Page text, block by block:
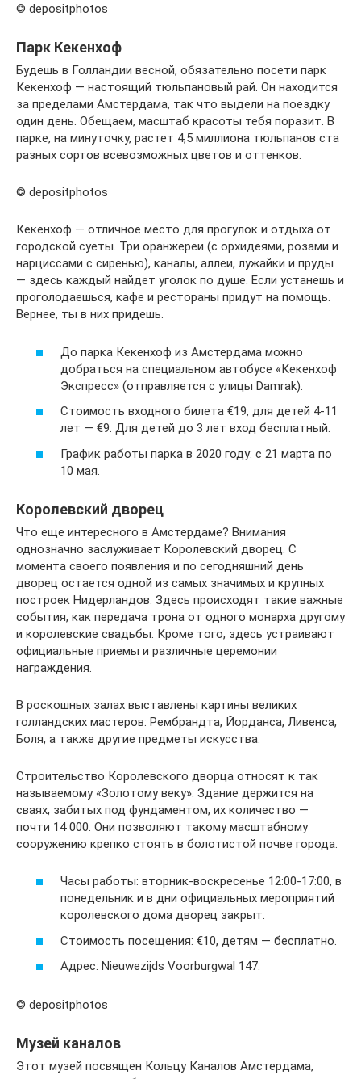
© depositphotos
Парк Кекенхоф
Будешь в Голландии весной, обязательно посети парк
Кекенхоф — настоящий тюльпановый рай. Он находится
за пределами Амстердама, так что выдели на поездку
один день. Обещаем, масштаб красоты тебя поразит. В
парке, на минуточку, растет 4,5 миллиона тюльпанов ста
разных сортов всевозможных цветов и оттенков.
© depositphotos
Кекенхоф — отличное место для прогулок и отдыха от
городской суеты. Три оранжереи (с орхидеями, розами и
нарциссами с сиренью), каналы, аллеи, лужайки и пруды
— здесь каждый найдет уголок по душе. Если устанешь и
проголодаешься, кафе и рестораны придут на помощь.
Вернее, ты в них придешь.
До парка Кекенхоф из Амстердама можно
добраться на специальном автобусе «Кекенхоф
Экспресс» (отправляется с улицы Damrak).
Стоимость входного билета €19, для детей 4-11
лет — €9. Для детей до 3 лет вход бесплатный.
График работы парка в 2020 году: с 21 марта по
10 мая.
Королевский дворец
Что еще интересного в Амстердаме? Внимания
однозначно заслуживает Королевский дворец. С
момента своего появления и по сегодняшний день
дворец остается одной из самых значимых и крупных
построек Нидерландов. Здесь происходят такие важные
события, как передача трона от одного монарха другому
и королевские свадьбы. Кроме того, здесь устраивают
официальные приемы и различные церемонии
награждения.
В роскошных залах выставлены картины великих
голландских мастеров: Рембрандта, Йорданса, Ливенса,
Боля, а также другие предметы искусства.
Строительство Королевского дворца относят к так
называемому «Золотому веку». Здание держится на
сваях, забитых под фундаментом, их количество —
почти 14 000. Они позволяют такому масштабному
сооружению крепко стоять в болотистой почве города.
Часы работы: вторник-воскресенье 12:00-17:00, в
понедельник и в дни официальных мероприятий
королевского дома дворец закрыт.
Стоимость посещения: €10, детям — бесплатно.
Адрес: Nieuwezijds Voorburgwal 147.
© depositphotos
Музей каналов
Этот музей посвящен Кольцу Каналов Амстердама,